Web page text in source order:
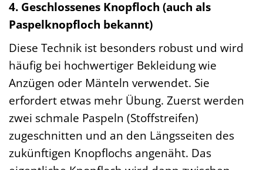
4. Geschlossenes Knopfloch (auch als
Paspelknopfloch bekannt)
Diese Technik ist besonders robust und wird
häufig bei hochwertiger Bekleidung wie
Anzügen oder Mänteln verwendet. Sie
erfordert etwas mehr Übung. Zuerst werden
zwei schmale Paspeln (Stoffstreifen)
zugeschnitten und an den Längsseiten des
zukünftigen Knopflochs angenäht. Das